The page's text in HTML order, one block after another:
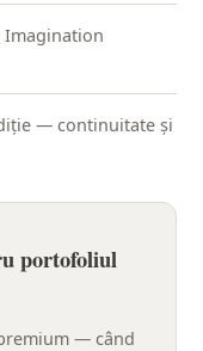
— continuitate și
portofoliul
— când